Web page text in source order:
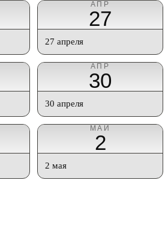
АПР
27
27 апреля
АПР
30
30 апреля
МАЙ
2
2 мая